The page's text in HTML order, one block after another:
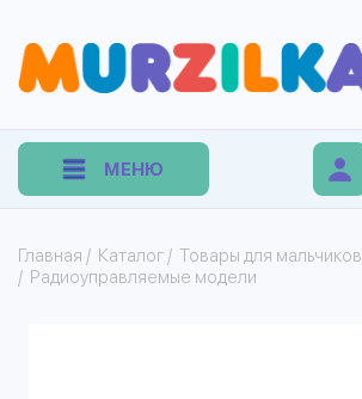
МЕНЮ
Главная / Каталог / Товары для мальчиков
/ Радиоуправляемые модели